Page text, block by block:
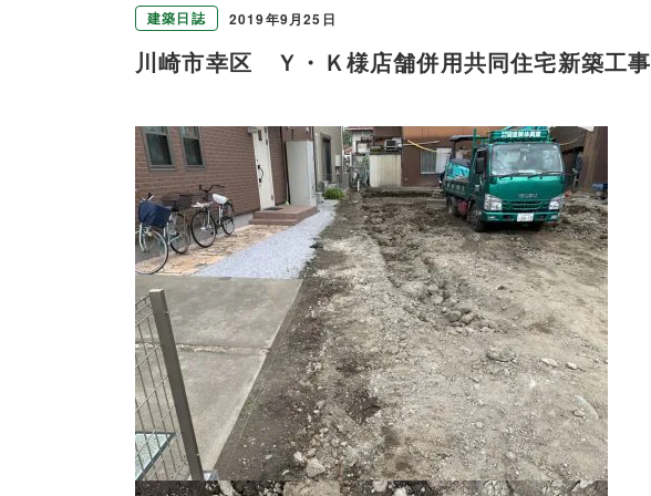
建築日誌 2019年9月25日
川崎市幸区 Ｙ・Ｋ様店舗併用共同住宅新築工事